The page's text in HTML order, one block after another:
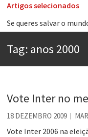
Artigos selecionados
Se queres salvar o
Tem que filmar isso daí
A construção da
Esse tal de Rock Gaúcho
Os causos de Jorge Luis
Voto obrigatório é
Tag: anos 2000
Vote Inter no
18 DEZEMBRO 2009
Vote Inter 2006 na